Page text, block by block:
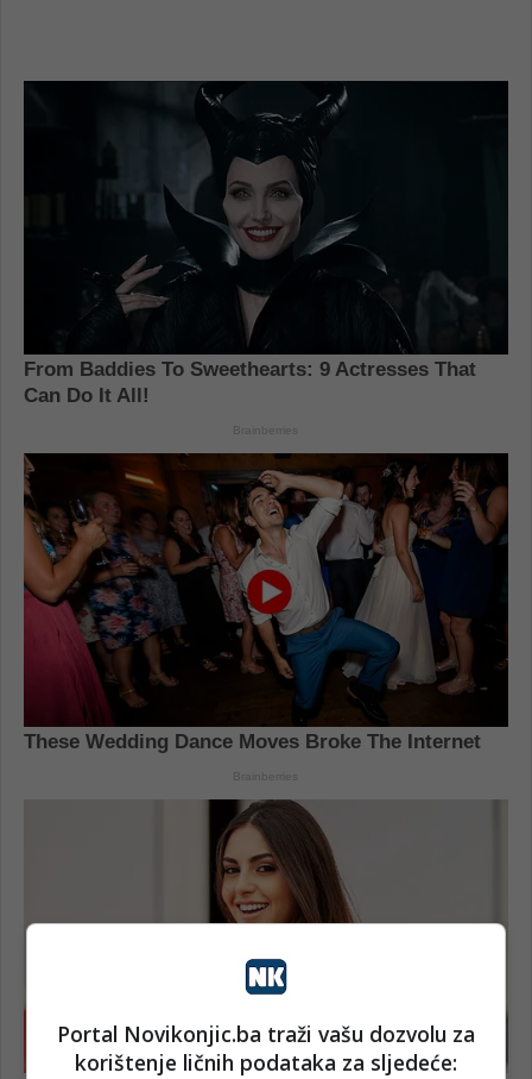
Portal Novikonjic.ba traži vašu dozvolu za
korištenje ličnih podataka za sljedeće: